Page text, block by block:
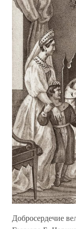
Добросердечие